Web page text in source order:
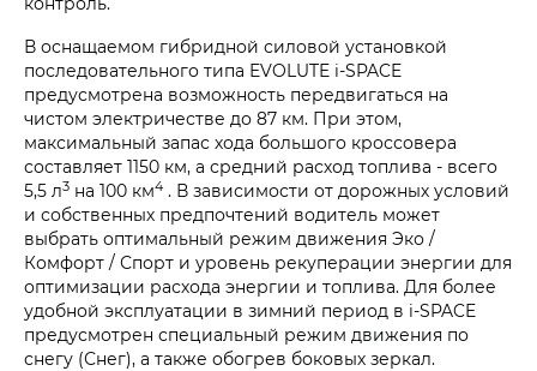
В оснащаемом гибридной силовой установкой
последовательного типа EVOLUTE i‑SPACE
предусмотрена возможность передвигаться на
чистом электричестве до 87 км. При этом,
максимальный запас хода большого кроссовера
составляет 1150 км, а средний расход топлива - всего
5,5 л3 на 100 км4 . В зависимости от дорожных условий
и собственных предпочтений водитель может
выбрать оптимальный режим движения Эко /
Комфорт / Спорт и уровень рекуперации энергии для
оптимизации расхода энергии и топлива. Для более
удобной эксплуатации в зимний период в i‑SPACE
предусмотрен специальный режим движения по
снегу (Снег), а также обогрев боковых зеркал.